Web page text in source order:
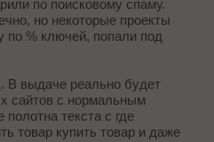
по поисковому спаму.
но некоторые проекты
по % ключей, попали под
В выдаче реально будет
сайтов с нормальным
текста с где
товар купить товар и даже